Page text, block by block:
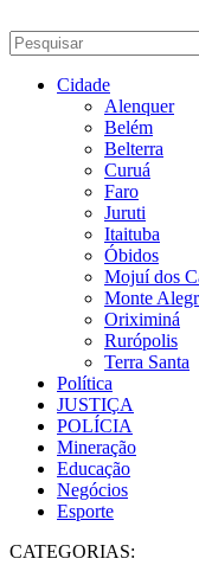
Cidade
Alenquer
Belém
Belterra
Curuá
Faro
Juruti
Itaituba
Óbidos
Mojuí dos
Monte
Oriximiná
Rurópolis
Terra Santa
Política
JUSTIÇA
POLÍCIA
Mineração
Educação
Negócios
Esporte
CATEGORIAS: